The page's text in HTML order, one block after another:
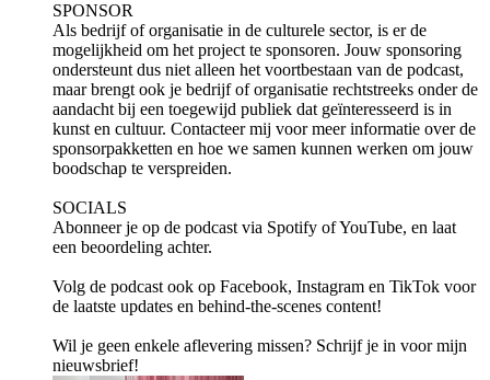
SPONSOR
Als bedrijf of organisatie in de culturele sector, is er de
mogelijkheid om het project te sponsoren. Jouw sponsoring
ondersteunt dus niet alleen het voortbestaan van de podcast,
maar brengt ook je bedrijf of organisatie rechtstreeks onder de
aandacht bij een toegewijd publiek dat geïnteresseerd is in
kunst en cultuur. Contacteer mij voor meer informatie over de
sponsorpakketten en hoe we samen kunnen werken om jouw
boodschap te verspreiden.
SOCIALS
Abonneer je op de podcast via ⁠⁠⁠⁠⁠⁠⁠⁠⁠⁠⁠⁠⁠⁠⁠⁠⁠⁠⁠⁠⁠Spotify⁠⁠⁠⁠⁠⁠⁠⁠⁠⁠⁠⁠⁠⁠⁠⁠⁠⁠⁠⁠⁠ of ⁠⁠⁠⁠⁠⁠⁠⁠⁠⁠⁠⁠⁠⁠⁠⁠⁠⁠⁠⁠⁠YouTube⁠⁠⁠⁠⁠⁠⁠⁠⁠⁠⁠⁠⁠⁠⁠⁠⁠⁠⁠⁠⁠, en laat
een beoordeling achter.
Volg de podcast ook op ⁠⁠⁠⁠⁠⁠⁠⁠⁠⁠⁠⁠⁠⁠⁠⁠⁠⁠⁠⁠⁠Facebook⁠⁠⁠⁠⁠⁠⁠⁠⁠⁠⁠⁠⁠⁠⁠⁠⁠⁠⁠⁠⁠, ⁠⁠⁠⁠⁠⁠⁠⁠⁠⁠⁠⁠⁠⁠⁠⁠⁠⁠⁠⁠⁠Instagram⁠⁠⁠⁠⁠⁠⁠⁠⁠⁠⁠⁠⁠⁠⁠⁠⁠⁠⁠⁠⁠ en ⁠⁠⁠⁠⁠⁠⁠⁠⁠⁠⁠⁠⁠⁠⁠⁠⁠⁠⁠⁠⁠TikTok⁠⁠⁠⁠⁠⁠⁠⁠⁠⁠⁠⁠⁠⁠⁠⁠⁠⁠⁠⁠⁠ voor
de laatste updates en behind-the-scenes content!
Wil je geen enkele aflevering missen? Schrijf je in voor mijn
⁠⁠⁠⁠⁠⁠⁠⁠⁠⁠⁠⁠⁠⁠⁠⁠⁠⁠⁠⁠⁠nieuwsbrief⁠⁠⁠⁠⁠⁠⁠⁠⁠⁠⁠⁠⁠⁠⁠⁠⁠⁠⁠⁠⁠!